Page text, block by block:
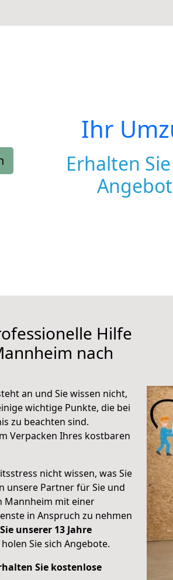
Ihr
Erhalten
Hilfe
nach
an und Sie wissen nicht,
wichtige Punkte, die bei
zu beachten sind.
Verpacken Ihres kostbaren
nicht wissen, was Sie
unsere Partner für Sie und
Mannheim mit einer
in Anspruch zu nehmen
unserer 13 Jahre
Sie sich Angebote.
Sie kostenlose